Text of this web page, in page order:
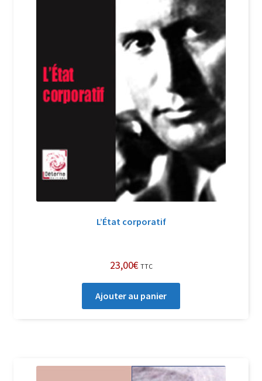
L’État corporatif
23,00€ TTC
Ajouter au panier